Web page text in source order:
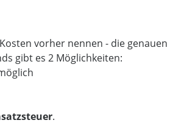
vorher nennen - die genauen
gibt es 2 Möglichkeiten:
.